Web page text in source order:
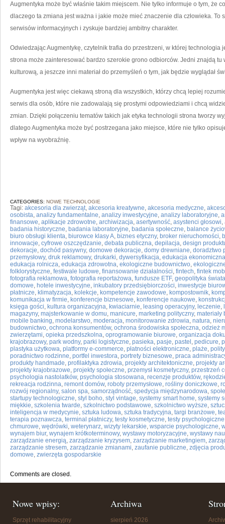
Augmentyka może być właśnie takim miejscem. Nie tylko informuje o tym, że
dlaczego ta zmiana jest ważna i jakie może mieć znaczenie dla człowieka.
serwisów informacyjnych i zyskuje bardziej ambitny charakter.
Odwiedzając Augmentykę, czytelnik trafia do przestrzeni, w której technologia
strona może zainteresować bardzo szerokie grono odbiorców. Jedni znajdą
kulturową, a jeszcze inni materiał do przemyśleń o tym, jak będzie wyglądał
Augmentyka jest więc ciekawą stroną dla wszystkich, którzy chcą lepiej
serwis dla osób, które nie zadowalają się prostymi odpowiedziami i chcą
zmian. Dzięki połączeniu tematów takich jak etyka technologii strona tworzy
dlatego Augmentyka może być postrzegana jako miejsce, które nie tylko
wpływ na wyobraźnię.
CATEGORIES: NOWE TECHNOLOGIE
Tagi: akcesoria dla zwierząt, akcesoria kreatywne, akcesoria medyczne,
osobista, analizy fundamentalne, analizy inwestycyjne, analizy laboratoryjne,
finansowe, aplikacje zdrowotne, archiwizacja, asertywność, asystenci głosowi,
badania historyczne, badania laboratoryjne, badania społeczne, balance
biuro obsługi klienta, biurowce klasy A, biznes etyczny, broker nieruchomości,
innowacje, cyfrowe oszczędzanie, debata publiczna, depilacja, design
dekoracje, dochód pasywny, domowe dekoracje, domy drewniane, doradztwo
przemysłowy, druk reklamowy, drukarki, dywersyfikacja, edukacja ekonomiczna
edukacja rolnicza, edukacja zdrowotna, ekologiczne budownictwo,
folklorystyczne, festiwale ludowe, finansowanie działalności, fintech, fintek
fotografia reklamowa, fotografia reportażowa, fundusze ETF, geopolityka świata
domowe, hotele inwestycyjne, inkubatory przedsiębiorczości, inwestycje
płatnicze, klimatyzacja, kolekcje, kompetencje zawodowe, kompostownik,
komunikacja w firmie, konferencje biznesowe, konferencje naukowe,
księga gości, kultura organizacyjna, kwiaciarnie, leasing operacyjny, leczenie,
magazyny, majsterkowanie w domu, manicure, marketing polityczny, materiały
mobile banking, modelarstwo, moderacja, monitorowanie zdrowia, natura,
budownictwo, ochrona konsumentów, ochrona środowiska społeczna, odzież
zwierzętami, opieka przedszkolna, oprogramowanie biurowe, organizacja
krajobrazowy, park wodny, parki logistyczne, pasieka, pasje, pastel , pedicure,
plastyka użytkowa, platformy e-commerce, płatności elektroniczne, plaże,
poradnictwo rodzinne, portfel inwestora, portrety biznesowe, praca
produkty handmade, profilaktyka zdrowia, projekty architektoniczne, projekty
projekty krajobrazowe, projekty społeczne, przemysł kosmetyczny, przestrzeń
psychologia nastolatków, psychologia stosowana, recenzje produktów,
rekreacja rodzinna, remont domów, roboty przemysłowe, rośliny doniczkowe,
rozwój regionalny, salon spa, samorządność, spedycja międzynarodowa,
startupy technologiczne, styl boho, styl vintage, systemy smart home, systemy
miękkie, szkolenia twarde, szkolnictwo podstawowe, szkolnictwo wyższe,
inteligencja w medycynie, sztuka ludowa, sztuka tradycyjna, targi branżowe,
terapia poznawcza, terminal płatniczy, testy kosmetyczne, testy psychologiczne
chmurowe, wędrówki, weterynarz, wizyty lekarskie, wsparcie psychologiczne,
wynajem biur, wynajem krótkoterminowy, wystawy motoryzacyjne, wystawy
zarządzanie energią, zarządzanie kryzysem, zarządzanie marketingiem,
zarządzanie stresem, zarządzanie zmianami, zaufanie publiczne, zdjęcia
domowe, zwierzęta gospodarskie
Comments are closed.
Nowe wpisy:
Sprzęt rehabilitacyjny
Archiwa
sierpień 2026